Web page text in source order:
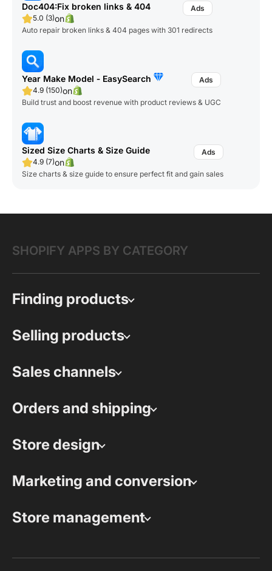
Doc404:Fix broken links & 404
5.0 (3)on
Auto repair broken links & 404 pages with 301 redirects
Year Make Model ‑ EasySearch
4.9 (150)on
Build trust and boost revenue with product reviews & UGC
Sized Size Charts & Size Guide
4.9 (7)on
Size charts & size guide to ensure perfect fit and gain sales
SHOPIFY APPS BY CATEGORY
Finding products
Selling products
Sales channels
Orders and shipping
Store design
Marketing and conversion
Store management